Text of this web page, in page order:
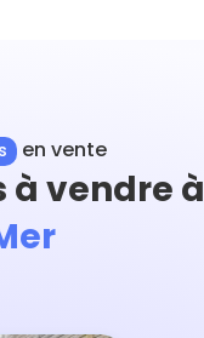
en vente
à vendre à